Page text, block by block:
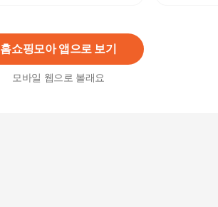
홈쇼핑모아 앱으로 보기
모바일 웹으로 볼래요